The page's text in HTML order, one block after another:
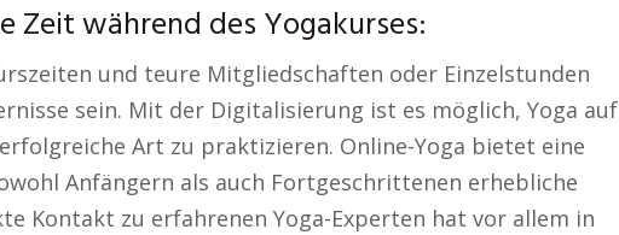
Zeit während des Yogakurses:
und teure Mitgliedschaften oder Einzelstunden
sein. Mit der Digitalisierung ist es möglich, Yoga auf
Art zu praktizieren. Online-Yoga bietet eine
Anfängern als auch Fortgeschrittenen erhebliche
Kontakt zu erfahrenen Yoga-Experten hat vor allem in